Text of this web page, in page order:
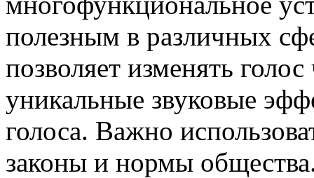
полезным в различных
позволяет изменять голос
уникальные звуковые
голоса. Важно
законы и нормы